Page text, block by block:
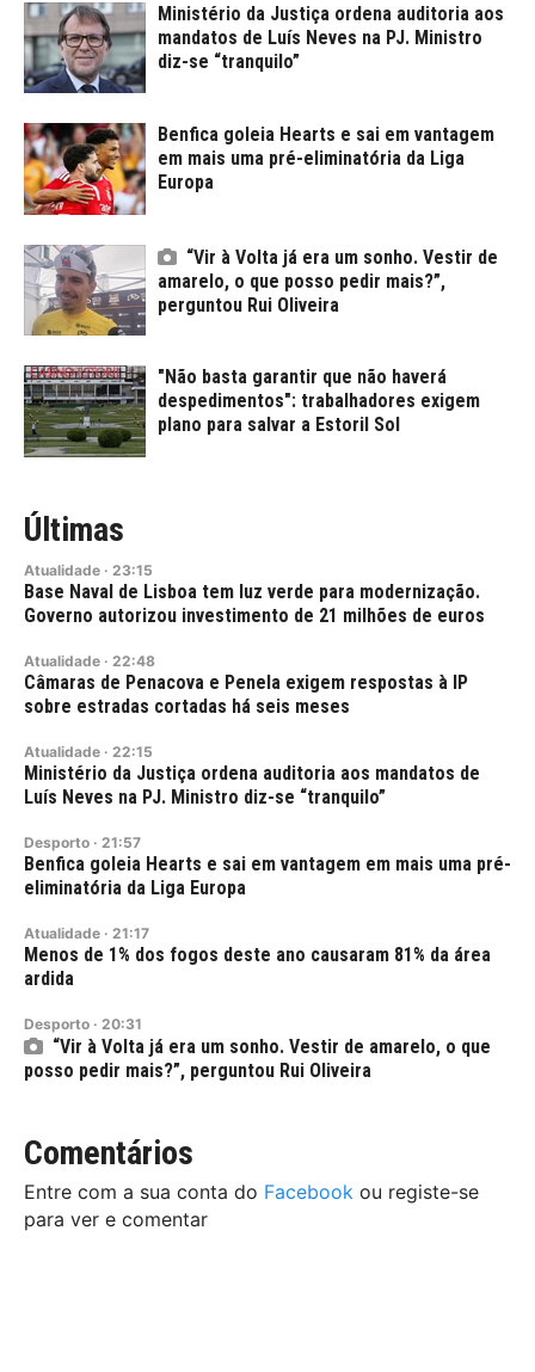
Ministério da Justiça ordena auditoria aos
mandatos de Luís Neves na PJ. Ministro
diz-se “tranquilo”
Benfica goleia Hearts e sai em vantagem
em mais uma pré-eliminatória da Liga
Europa
“Vir à Volta já era um sonho. Vestir de
amarelo, o que posso pedir mais?”,
perguntou Rui Oliveira
"Não basta garantir que não haverá
despedimentos": trabalhadores exigem
plano para salvar a Estoril Sol
Últimas
Atualidade · 23:15
Base Naval de Lisboa tem luz verde para modernização.
Governo autorizou investimento de 21 milhões de euros
Atualidade · 22:48
Câmaras de Penacova e Penela exigem respostas à IP
sobre estradas cortadas há seis meses
Atualidade · 22:15
Ministério da Justiça ordena auditoria aos mandatos de
Luís Neves na PJ. Ministro diz-se “tranquilo”
Desporto · 21:57
Benfica goleia Hearts e sai em vantagem em mais uma pré-
eliminatória da Liga Europa
Atualidade · 21:17
Menos de 1% dos fogos deste ano causaram 81% da área
ardida
Desporto · 20:31
“Vir à Volta já era um sonho. Vestir de amarelo, o que
posso pedir mais?”, perguntou Rui Oliveira
Comentários
Entre com a sua conta do Facebook ou registe-se
para ver e comentar